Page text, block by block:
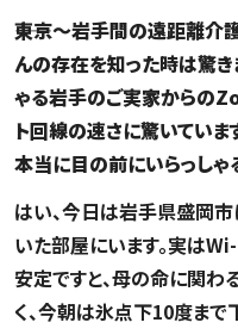
――東京〜岩手間の遠距離介
んの存在を知った時は驚き
ゃる岩手のご実家からの
ト回線の速さに驚いていま
本当に目の前にいらっしゃ
はい、今日は岩手県盛岡
いた部屋にいます。実は
安定ですと、母の命に関わ
く、今朝は氷点下10度まで